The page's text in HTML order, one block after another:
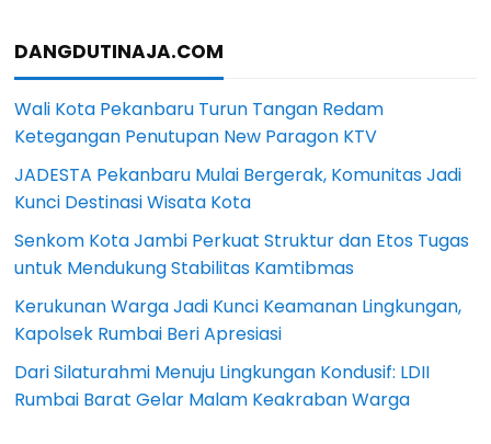
DANGDUTINAJA.COM
Wali Kota Pekanbaru Turun Tangan Redam
Ketegangan Penutupan New Paragon KTV
JADESTA Pekanbaru Mulai Bergerak, Komunitas Jadi
Kunci Destinasi Wisata Kota
Senkom Kota Jambi Perkuat Struktur dan Etos Tugas
untuk Mendukung Stabilitas Kamtibmas
Kerukunan Warga Jadi Kunci Keamanan Lingkungan,
Kapolsek Rumbai Beri Apresiasi
Dari Silaturahmi Menuju Lingkungan Kondusif: LDII
Rumbai Barat Gelar Malam Keakraban Warga